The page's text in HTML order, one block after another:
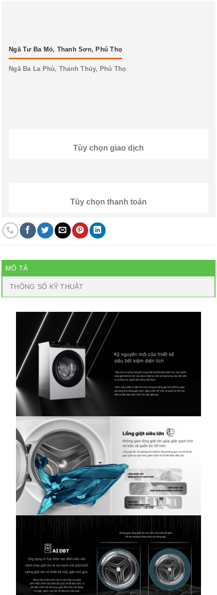
Ngã Tư Ba Mỏ, Thanh Sơn, Phú Thọ
Ngã Ba La Phù, Thanh Thủy, Phú Thọ
Tùy chọn giao dịch
Tùy chọn thanh toán
MÔ TẢ
THÔNG SỐ KỸ THUẬT